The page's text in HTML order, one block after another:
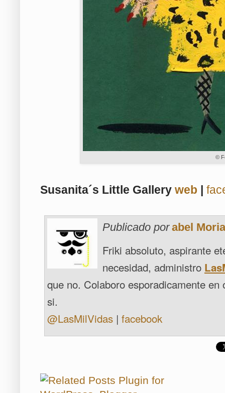
©
Susanita´s Little Gallery web
Publicado por abel
Friki absoluto, aspirante
necesidad, administro
que no. Colaboro esporadicamente
si.
@LasMilVidas | facebook